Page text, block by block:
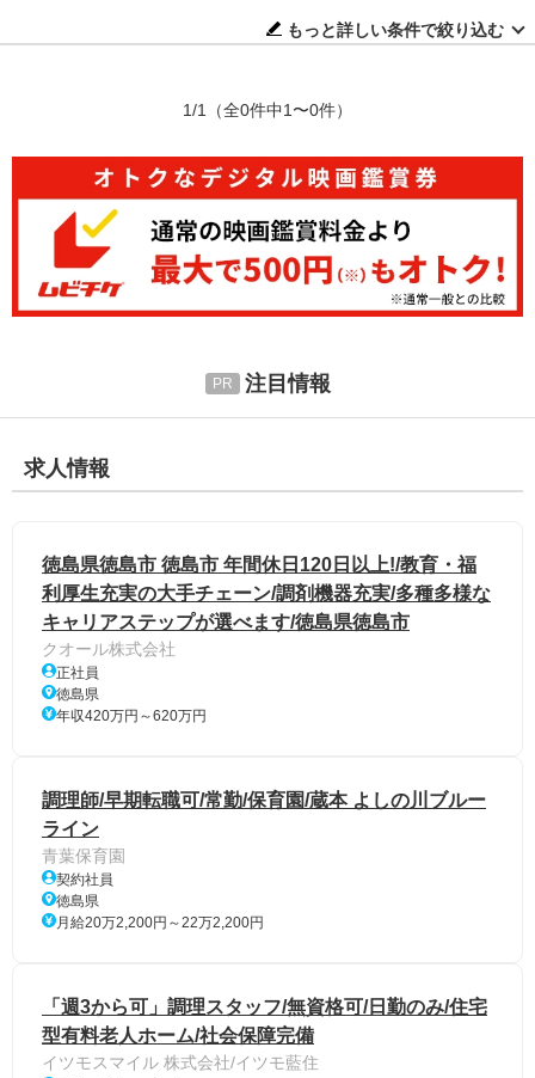
もっと詳しい条件で絞り込む
1/1 （全0件中1〜0件）
注目情報
求人情報
徳島県徳島市 徳島市 年間休日120日以上!/教育・福
利厚生充実の大手チェーン/調剤機器充実/多種多様な
キャリアステップが選べます/徳島県徳島市
クオール株式会社
正社員
徳島県
年収420万円～620万円
調理師/早期転職可/常勤/保育園/蔵本 よしの川ブルー
ライン
青葉保育園
契約社員
徳島県
月給20万2,200円～22万2,200円
「週3から可」調理スタッフ/無資格可/日勤のみ/住宅
型有料老人ホーム/社会保障完備
イツモスマイル 株式会社/イツモ藍住